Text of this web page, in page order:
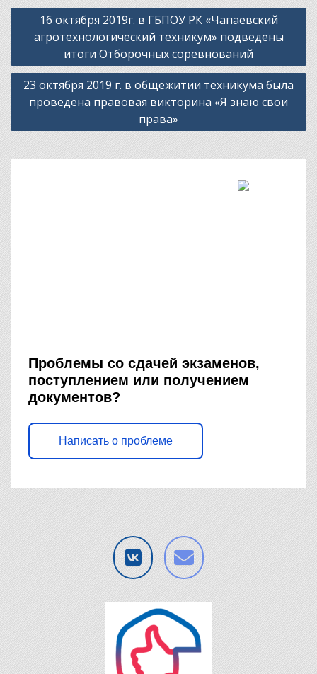
Навигация
16 октября 2019г. в ГБПОУ РК «Чапаевский
агротехнологический техникум» подведены
итоги Отборочных соревнований
23 октября 2019 г. в общежитии техникума была
проведена правовая викторина «Я знаю свои
права»
Проблемы со сдачей экзаменов,
поступлением или получением
документов?
Написать о проблеме